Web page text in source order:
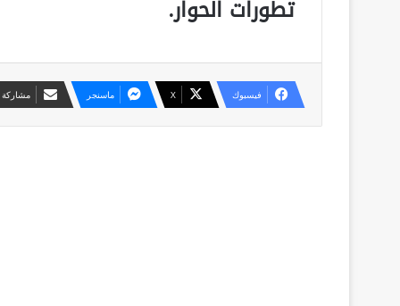
تطورات الحوار.
فيسبوك X ماسنجر مشاركة